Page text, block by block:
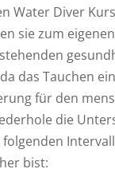
Water Diver
sie zum
das Tauchen
für den
die
bist: